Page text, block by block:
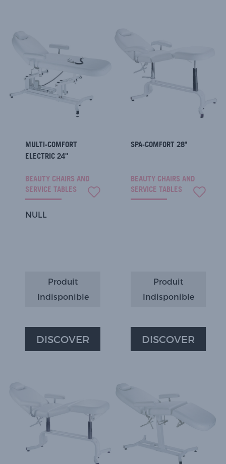
MULTI-COMFORT
ELECTRIC 24''
BEAUTY CHAIRS AND
SERVICE TABLES
NULL
Produit
Indisponible
DISCOVER
SPA-COMFORT 28"
BEAUTY CHAIRS AND
SERVICE TABLES
Produit
Indisponible
DISCOVER